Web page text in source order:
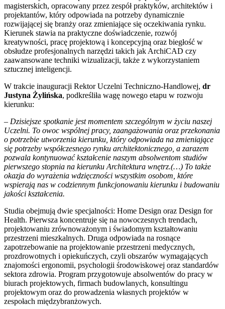
magisterskich, opracowany przez zespół praktyków, architektów i
projektantów, który odpowiada na potrzeby dynamicznie
rozwijającej się branży oraz zmieniające się oczekiwania rynku.
Kierunek stawia na praktyczne doświadczenie, rozwój
kreatywności, pracę projektową i koncepcyjną oraz biegłość w
obsłudze profesjonalnych narzędzi takich jak ArchiCAD czy
zaawansowane techniki wizualizacji, także z wykorzystaniem
sztucznej inteligencji.
W trakcie inauguracji Rektor Uczelni Techniczno-Handlowej, dr
Justyna Żylińska, podkreśliła wagę nowego etapu w rozwoju
kierunku:
– Dzisiejsze spotkanie jest momentem szczególnym w życiu naszej
Uczelni. To owoc wspólnej pracy, zaangażowania oraz przekonania
o potrzebie utworzenia kierunku, który odpowiada na zmieniające
się potrzeby współczesnego rynku architektonicznego, a zarazem
pozwala kontynuować kształcenie naszym absolwentom studiów
pierwszego stopnia na kierunku Architektura wnętrz.(…) To także
okazja do wyrażenia wdzięczności wszystkim osobom, które
wspierają nas w codziennym funkcjonowaniu kierunku i budowaniu
jakości kształcenia.
Studia obejmują dwie specjalności: Home Design oraz Design for
Health. Pierwsza koncentruje się na nowoczesnych trendach,
projektowaniu zrównoważonym i świadomym kształtowaniu
przestrzeni mieszkalnych. Druga odpowiada na rosnące
zapotrzebowanie na projektowanie przestrzeni medycznych,
prozdrowotnych i opiekuńczych, czyli obszarów wymagających
znajomości ergonomii, psychologii środowiskowej oraz standardów
sektora zdrowia. Program przygotowuje absolwentów do pracy w
biurach projektowych, firmach budowlanych, konsultingu
projektowym oraz do prowadzenia własnych projektów w
zespołach międzybranżowych.